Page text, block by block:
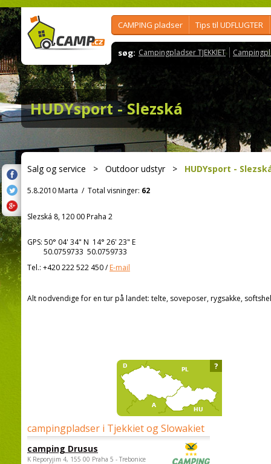
CAMPING pladser Tips til UDFLUGTER
søg: Campingpladser TJEKKIET
HUDYsport - Slezská
Salg og service > Outdoor udstyr> HUDYsport -
5.8.2010 Marta / Total visninger: 62
Slezská 8, 120 00 Praha 2
GPS: 50° 04' 34" N 14° 26' 23" E
50.0759733 50.0759733
Tel.: +420 222 522 450/E-mail
Alt nodvendige for en tur på landet: telte, soveposer, rygsakke,
campingpladser i Tjekkiet og Slowakiet
camping Drusus
K Reporyjim 4, 155 00 Praha 5 - Trebonice
?